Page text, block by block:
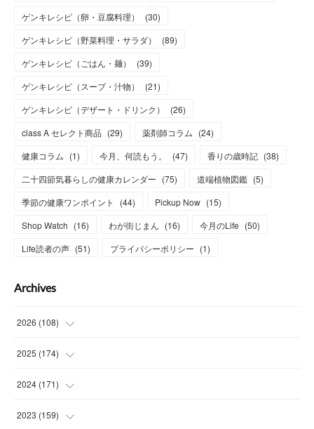
ゲンキレシピ（卵・豆腐料理）
(30)
ゲンキレシピ（野菜料理・サラダ）
(89)
ゲンキレシピ（ごはん・麺）
(39)
ゲンキレシピ（スープ・汁物）
(21)
ゲンキレシピ（デザート・ドリンク）
(26)
class A セレクト商品 (29) 薬剤師コラム (24)
健康コラム (1) 今月、何読もう。 (47) 香りの歳時記 (38)
二十四節気暮らしの健康カレンダー (75) 道端植物図鑑 (5)
季節の健康ワンポイント
(44) Pickup Now (15)
Shop Watch (16) わが街じまん (16) 今月のLife (50)
Life読者の声 (51) プライバシーポリシー (1)
Archives
2026 (108)
(6)
(15
(15
2025 (174)
(14
(14
2024 (171)
(13
2023 (159)